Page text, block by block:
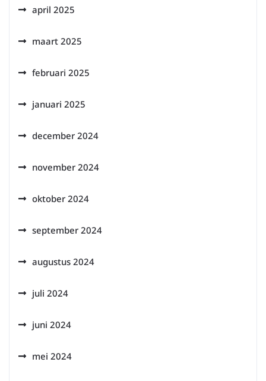
april 2025
maart 2025
februari 2025
januari 2025
december 2024
november 2024
oktober 2024
september 2024
augustus 2024
juli 2024
juni 2024
mei 2024